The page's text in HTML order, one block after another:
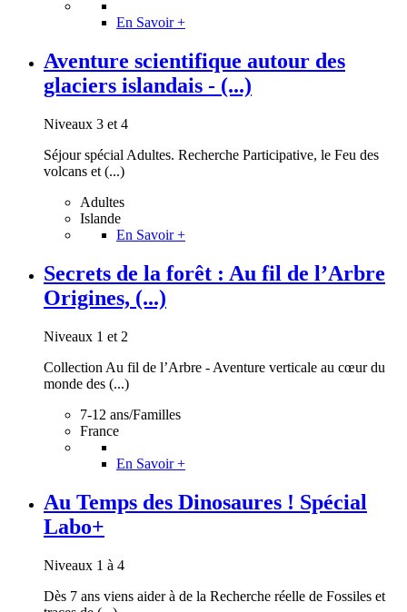
En Savoir +
Aventure scientifique autour des
glaciers islandais - (...)
Niveaux 3 et 4
Séjour spécial Adultes. Recherche Participative, le Feu des
volcans et (...)
Adultes
Islande
En Savoir +
Secrets de la forêt : Au fil de l’Arbre
Origines, (...)
Niveaux 1 et 2
Collection Au fil de l’Arbre - Aventure verticale au cœur du
monde des (...)
7-12 ans/Familles
France
En Savoir +
Au Temps des Dinosaures ! Spécial
Labo+
Niveaux 1 à 4
Dès 7 ans viens aider à de la Recherche réelle de Fossiles et